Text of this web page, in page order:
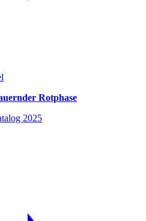
Rotphase
2025